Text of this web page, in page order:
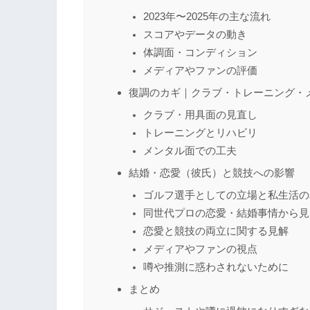
2023年〜2025年の主な流れ
スコアやデータの動き
体調面・コンディション
メディアやファンの評価
復調のカギ｜クラブ・トレーニング・
クラブ・用具面の見直し
トレーニングとリハビリ
メンタル面での工夫
結婚・恋愛（彼氏）と競技への影響
ゴルフ選手としての立場と私生活
同世代プロの恋愛・結婚事情から
恋愛と競技の両立に関する見解
メディアやファンの視点
噂や推測に惑わされないために
まとめ